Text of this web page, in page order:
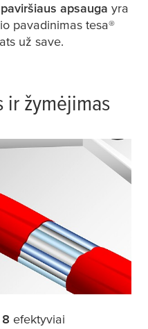
apsauga yra
pavadinimas tesa®
už save.
ir žymėjimas
efektyviai